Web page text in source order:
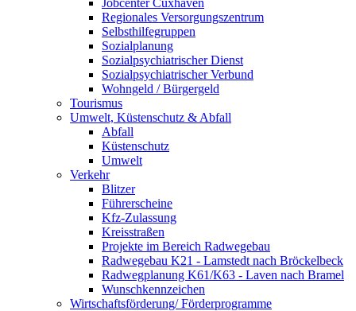
Jobcenter Cuxhaven
Regionales Versorgungszentrum
Selbsthilfegruppen
Sozialplanung
Sozialpsychiatrischer Dienst
Sozialpsychiatrischer Verbund
Wohngeld / Bürgergeld
Tourismus
Umwelt, Küstenschutz & Abfall
Abfall
Küstenschutz
Umwelt
Verkehr
Blitzer
Führerscheine
Kfz-Zulassung
Kreisstraßen
Projekte im Bereich Radwegebau
Radwegebau K21 - Lamstedt nach Bröckelbeck
Radwegplanung K61/K63 - Laven nach Bramel
Wunschkennzeichen
Wirtschaftsförderung/ Förderprogramme